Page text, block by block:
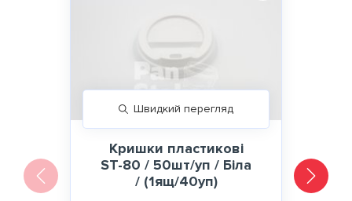
Швидкий перегляд
Кришки пластикові
ST-80 / 50шт/уп / Біла
/ (1ящ/40уп)